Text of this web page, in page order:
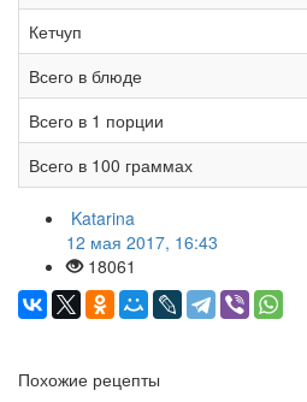
Кетчуп
Всего в блюде
Всего в 1 порции
Всего в 100 граммах
Katarina
12 мая 2017, 16:43
18061
Похожие рецепты